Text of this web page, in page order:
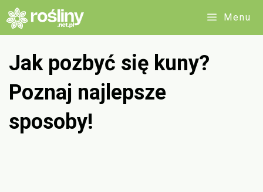
Przejdź
do
Menu
Jak pozbyć się kuny?
Poznaj najlepsze
sposoby!